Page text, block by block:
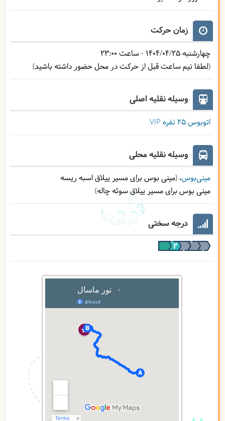
زمان حرکت
چهارشنبه1404/04/25 - ساعت 23:00
(لطفا نیم ساعت قبل از حرکت در محل حضور داشته باشید)
وسیله نقلیه اصلی
اتوبوس ۲۵ نفره VIP
وسیله نقلیه محلی
مینی‌بوس (مینی بوس برای مسیر ییلاق اسبه ریسه
مینی بوس برای مسیر ییلاق سوئه چاله)
درجه سختی